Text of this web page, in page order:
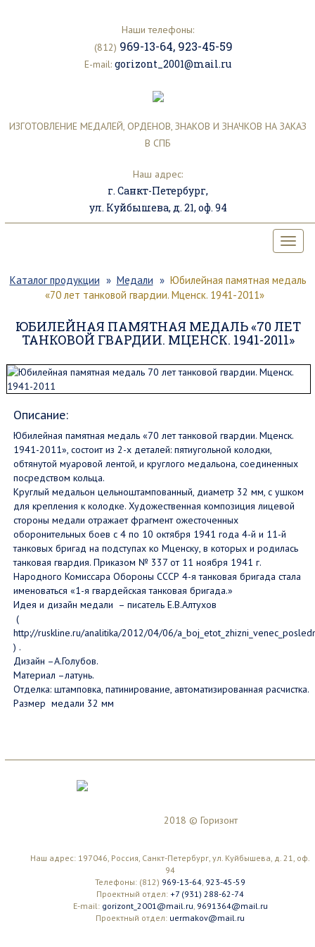
Наши телефоны:
(812) 969-13-64, 923-45-59
E-mail: gorizont_2001@mail.ru
ИЗГОТОВЛЕНИЕ МЕДАЛЕЙ, ОРДЕНОВ, ЗНАКОВ И ЗНАЧКОВ НА ЗАКАЗ
В СПБ
Наш адрес:
г. Санкт-Петербург,
ул. Куйбышева, д. 21, оф. 94
Каталог продукции Медали
Юбилейная памятная медаль
«70 лет танковой гвардии. Мценск. 1941-2011»
ЮБИЛЕЙНАЯ ПАМЯТНАЯ МЕДАЛЬ «70 ЛЕТ
ТАНКОВОЙ ГВАРДИИ. МЦЕНСК. 1941-2011»
Описание:
Юбилейная памятная медаль «70 лет танковой гвардии. Мценск.
1941-2011», состоит из 2-х деталей: пятиугольной колодки,
обтянутой муаровой лентой, и круглого медальона, соединенных
посредством кольца.
Круглый медальон цельноштампованный, диаметр 32 мм, с ушком
для крепления к колодке. Художественная композиция лицевой
стороны медали отражает фрагмент ожесточенных
оборонительных боев с 4 по 10 октября 1941 года 4-й и 11-й
танковых бригад на подступах ко Мценску, в которых и родилась
танковая гвардия. Приказом № 337 от 11 ноября 1941 г.
Народного Комиссара Обороны СССР 4-я танковая бригада стала
именоваться «1-я гвардейская танковая бригада.»
Идея и дизайн медали – писатель Е.В.Алтухов
(
http://ruskline.ru/analitika/2012/04/06/
) .
Дизайн –А.Голубов.
Материал –латунь.
Отделка: штамповка, патинирование, автоматизированная расчистка.
Размер медали 32 мм
2018 © Горизонт
Наш адрес: 197046, Россия, Санкт-Петербург, ул. Куйбышева, д. 21, оф.
94
Телефоны: (812) 969-13-64, 923-45-59
Проектный отдел: +7 (931) 288-62-74
E-mail: gorizont_2001@mail.ru, 9691364@mail.ru
Проектный отдел: uermakov@mail.ru